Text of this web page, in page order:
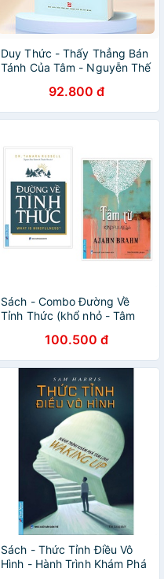
Duy Thức - Thấy Thẳng Bán
Tánh Của Tâm - Nguyễn Thế
92.800 đ
Sách - Combo Đường Về
Tỉnh Thức (khổ nhỏ - Tâm
100.500 đ
Sách - Thức Tỉnh Điều Vô
Hình - Hành Trình Khám Phá